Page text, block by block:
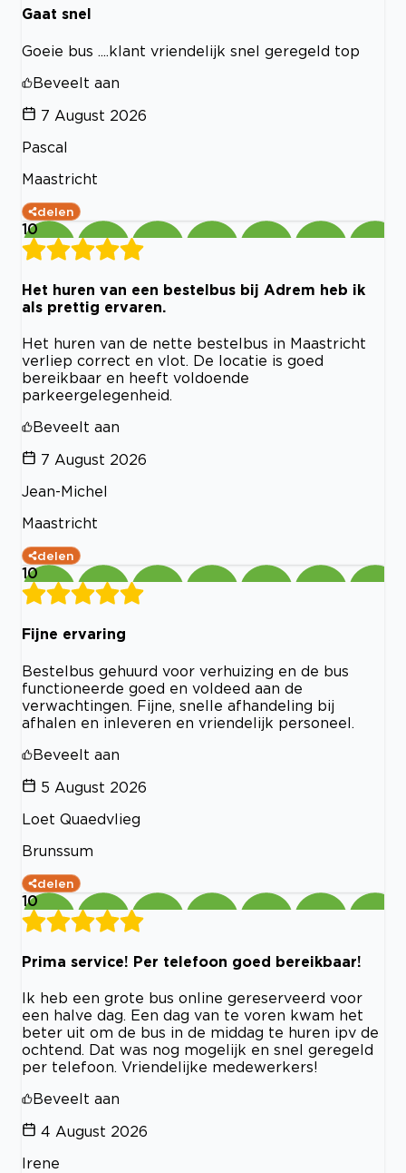
Gaat snel
Goeie bus ....klant vriendelijk snel geregeld top
Beveelt aan
7 August 2026
Pascal
Maastricht
delen
10
Het huren van een bestelbus bij Adrem heb ik
als prettig ervaren.
Het huren van de nette bestelbus in Maastricht
verliep correct en vlot. De locatie is goed
bereikbaar en heeft voldoende
parkeergelegenheid.
Beveelt aan
7 August 2026
Jean-Michel
Maastricht
delen
10
Fijne ervaring
Bestelbus gehuurd voor verhuizing en de bus
functioneerde goed en voldeed aan de
verwachtingen. Fijne, snelle afhandeling bij
afhalen en inleveren en vriendelijk personeel.
Beveelt aan
5 August 2026
Loet Quaedvlieg
Brunssum
delen
10
Prima service! Per telefoon goed bereikbaar!
Ik heb een grote bus online gereserveerd voor
een halve dag. Een dag van te voren kwam het
beter uit om de bus in de middag te huren ipv de
ochtend. Dat was nog mogelijk en snel geregeld
per telefoon. Vriendelijke medewerkers!
Beveelt aan
4 August 2026
Irene